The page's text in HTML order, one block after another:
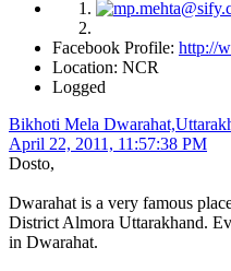
Facebook Profile: http://
Location: NCR
Logged
Bikhoti Mela
April 22, 2011, 11:57:38 PM
Dosto,
Dwarahat is a very famous
District Almora Uttarakhand.
in Dwarahat.